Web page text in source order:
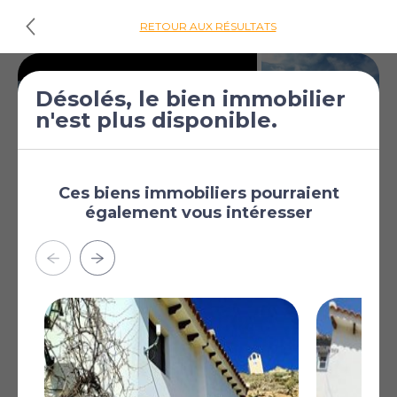
RETOUR AUX RÉSULTATS
Maison de ville de 2
chambres à vendre
à Palomares
€139 950
[£121 833]
Désolés, le bien immobilier
n'est plus disponible.
Ces biens immobiliers pourraient
également vous intéresser